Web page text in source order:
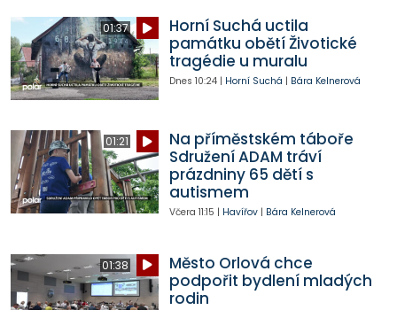
01:37
Horní Suchá uctila
památku obětí Životické
tragédie u muralu
Dnes 10:24| Horní Suchá | Bára Kelnerová
01:21
Na příměstském táboře
Sdružení ADAM tráví
prázdniny 65 dětí s
autismem
Včera 11:15 | Havířov| Bára Kelnerová
01:38
Město Orlová chce
podpořit bydlení mladých
rodin